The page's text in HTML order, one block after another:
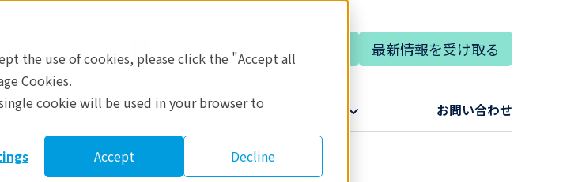
the use of cookies, please click the "Accept all
Cookies.
cookie will be used in your browser to
Accept Decline
日本語 専門家に相談する 最新情報を受け取る
修理・サポート リガクについて​ お問い合わせ​